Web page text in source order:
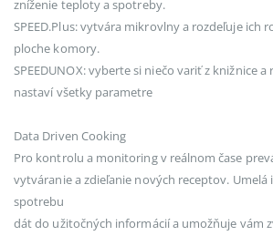
zníženie teploty a spotreby.
SPEED.Plus: vytvára mikrovlny a rozdeľuje ich
ploche komory.
SPEEDUNOX: vyberte si niečo variť z knižnice
nastaví všetky parametre
Data Driven Cooking
Pro kontrolu a monitoring v reálnom čase
vytváranie a zdieľanie nových receptov. Umelá
spotrebu
dát do užitočných informácií a umožňuje vám